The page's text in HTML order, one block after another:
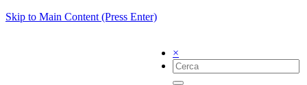
Skip to Main Content (Press Enter)
×